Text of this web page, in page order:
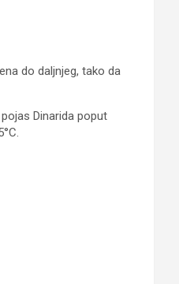
do daljnjeg, tako da
Dinarida poput